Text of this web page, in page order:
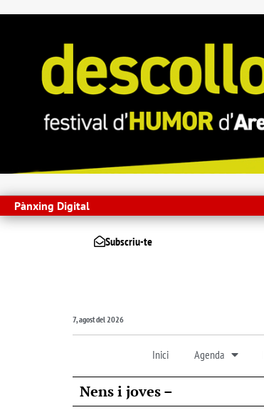
Pànxing Digital
Subscriu-te
7, agost del 2026
Inici Agenda
Nens i joves –